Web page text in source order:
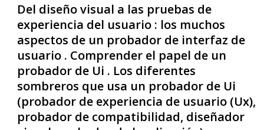
Del diseño visual a las pruebas de
experiencia del usuario : los muchos
aspectos de un probador de interfaz de
usuario . Comprender el papel de un
probador de Ui . Los diferentes
sombreros que usa un probador de Ui
(probador de experiencia de usuario (Ux),
probador de compatibilidad, diseñador